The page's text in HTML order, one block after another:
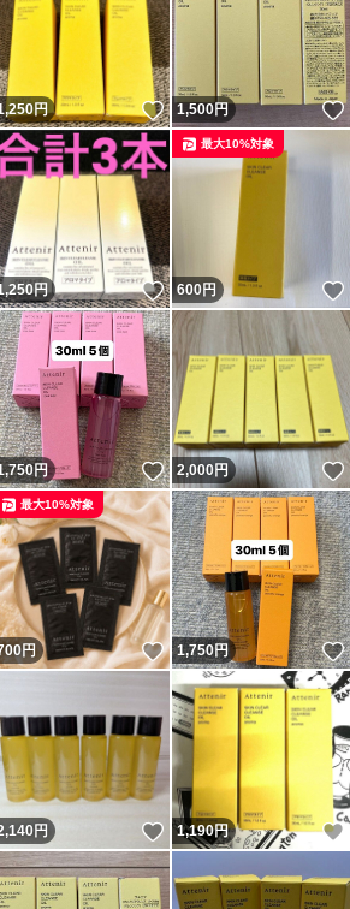
いね！
円 いいね！
1,500円
いね！
円 いいね！
600円
最大10%対象
いね！
円 いいね！
2,000円
いね！
円 いいね！
最大10%対象
1,750円
いね！
円 いいね！
1,190円